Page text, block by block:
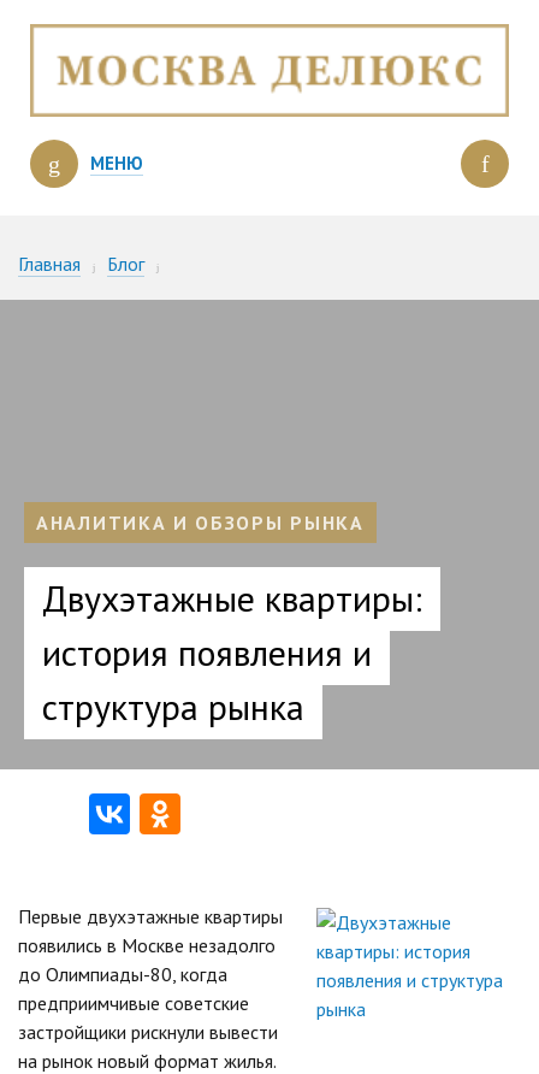
МЕНЮ
Главная Блог
АНАЛИТИКА И ОБЗОРЫ РЫНКА
Двухэтажные квартиры:
история появления и
структура рынка
Первые двухэтажные квартиры
появились в Москве незадолго
до Олимпиады-80, когда
предприимчивые советские
застройщики рискнули вывести
на рынок новый формат жилья.